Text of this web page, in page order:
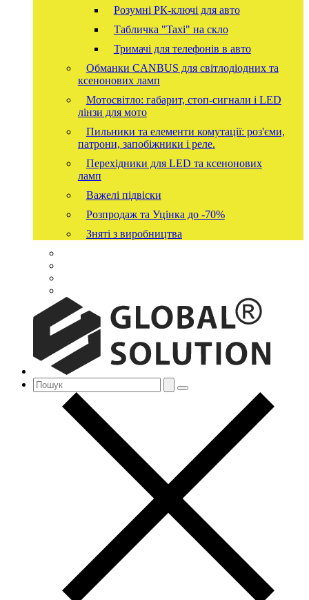
Розумні РК-ключі для авто
Табличка "Taxi" на скло
Тримачі для телефонів в авто
Обманки CANBUS для світлодіодних та
ксенонових ламп
Мотосвітло: габарит, стоп-сигнали і LED
лінзи для мото
Пильники та елементи комутації: роз'єми,
патрони, запобіжники і реле.
Перехідники для LED та ксенонових
ламп
Важелі підвіски
Розпродаж та Уцінка до -70%
Зняті з виробництва